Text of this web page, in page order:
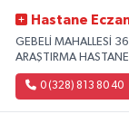
Hastane
GEBELİ MAHALLESİ
ARAŞTIRMA
0 (328) 813 80 40